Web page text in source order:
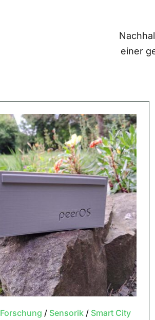
einer
Forschung / Sensorik/ Smart City